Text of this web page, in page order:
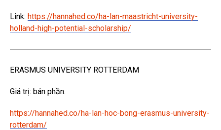
Link: https://hannahed.co/ha-lan-maastricht-university-
holland-high-potential-scholarship/
ERASMUS UNIVERSITY ROTTERDAM
Giá trị: bán phần.
https://hannahed.co/ha-lan-hoc-bong-erasmus-university-
rotterdam/